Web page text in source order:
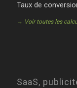
Taux de
→ Voir toutes les
SaaS,